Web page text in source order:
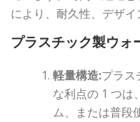
により、耐久性、デザイ
プラスチック製ウォ
軽量構造:プラス
な利点の 1 つは
ム、または普段